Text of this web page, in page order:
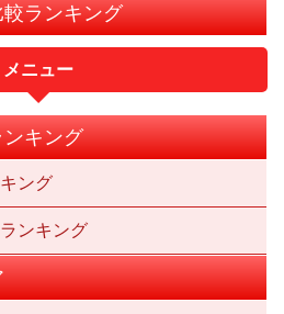
ランキング
メニュー
キング
ング
ンキング